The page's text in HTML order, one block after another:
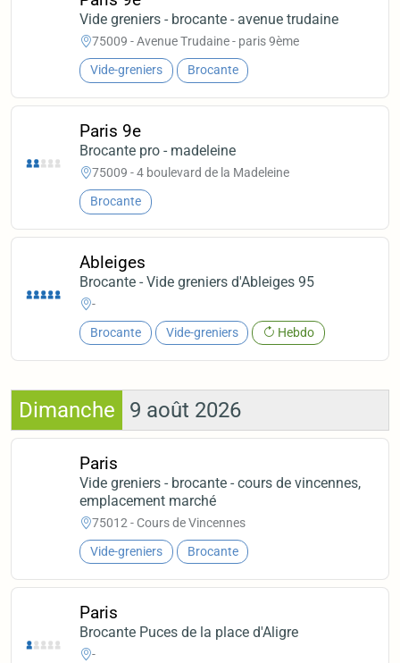
Vide greniers - brocante - avenue trudaine
75009 - Avenue Trudaine - paris 9ème
Vide-greniers Brocante
Paris 9e
Brocante pro - madeleine
75009 - 4 boulevard de la Madeleine
Brocante
Ableiges
Brocante - Vide greniers d'Ableiges 95
-
Brocante Vide-greniers Hebdo
Dimanche 9 août 2026
Paris
Vide greniers - brocante - cours de vincennes,
emplacement marché
75012 - Cours de Vincennes
Vide-greniers Brocante
Paris
Brocante Puces de la place d'Aligre
-